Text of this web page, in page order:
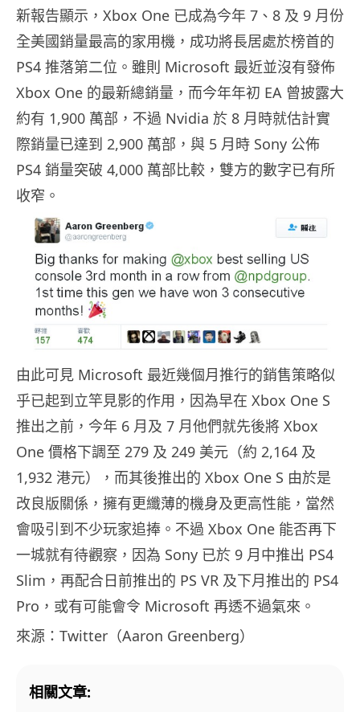
新報告顯示，Xbox One 已成為今年 7、8 及 9 月份
全美國銷量最高的家用機，成功將長居處於榜首的
PS4 推落第二位。雖則 Microsoft 最近並沒有發佈
Xbox One 的最新總銷量，而今年年初 EA 曾披露大
約有 1,900 萬部，不過 Nvidia 於 8 月時就估計實
際銷量已達到 2,900 萬部，與 5 月時 Sony 公佈
PS4 銷量突破 4,000 萬部比較，雙方的數字已有所
收窄。
由此可見 Microsoft 最近幾個月推行的銷售策略似
乎已起到立竿見影的作用，因為早在 Xbox One S
推出之前，今年 6 月及 7 月他們就先後將 Xbox
One 價格下調至 279 及 249 美元（約 2,164 及
1,932 港元），而其後推出的 Xbox One S 由於是
改良版關係，擁有更纖薄的機身及更高性能，當然
會吸引到不少玩家追捧。不過 Xbox One 能否再下
一城就有待觀察，因為 Sony 已於 9 月中推出 PS4
Slim，再配合日前推出的 PS VR 及下月推出的 PS4
Pro，或有可能會令 Microsoft 再透不過氣來。
來源：Twitter（Aaron Greenberg）
相關文章: